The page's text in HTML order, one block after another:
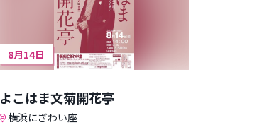
8月14日
よこはま文菊開花亭
横浜にぎわい座